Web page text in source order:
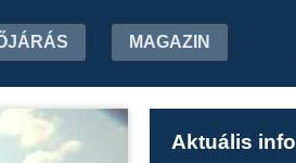
MAGAZIN
Aktuális info